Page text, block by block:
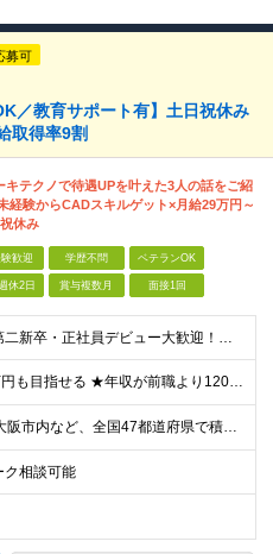
募可
／教育サポート有】土日祝休み
取得率9割
キテクノで待遇UPを叶えた3人の話をご紹
経験からCADスキルゲット×月給29万円～
休み
歓迎 学歴不問 ベテランOK
休2日 賞与複数月 面接1回
＼未経験・第二新卒・正社員デビュー大歓迎！／ ☆アパレルや飲食、ビルメンテ、職人、モデルなど、異業種出身の社員が多数活躍中です！ ■20～30代の若手中心に活躍中！ ■人物重視の採用 ■転職回数不問
★年収500万円も目指せる ★年収が前職より120万円アップした実績あり ★前職の給与を最大限に考慮します！ 【経験者】 ■月給35万円～80万円＋各種手当＋賞与年2回 【未経験者/首都圏】 ■月
★23区内や大阪市内など、全国47都道府県で積極採用中！ ★直行直帰OK◎ ★U・Iターン歓迎 ★会社都合の転勤なし！ ご家族の転勤などに合わせた勤務先の変更はOK◎ ★大阪・東京・名古屋・福岡への引
ク相談可能